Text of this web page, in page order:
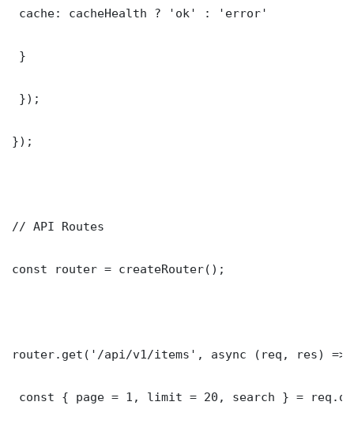
cache: cacheHealth ? 'ok' : 'error'
}
});
});
// API Routes
const router = createRouter();
router.get('/api/v1/items', async (req, res) =>
const { page = 1, limit = 20, search } =